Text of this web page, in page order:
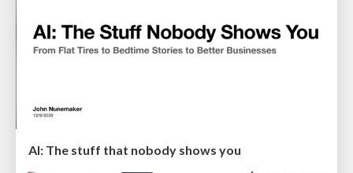
AI: The stuff that nobody shows you